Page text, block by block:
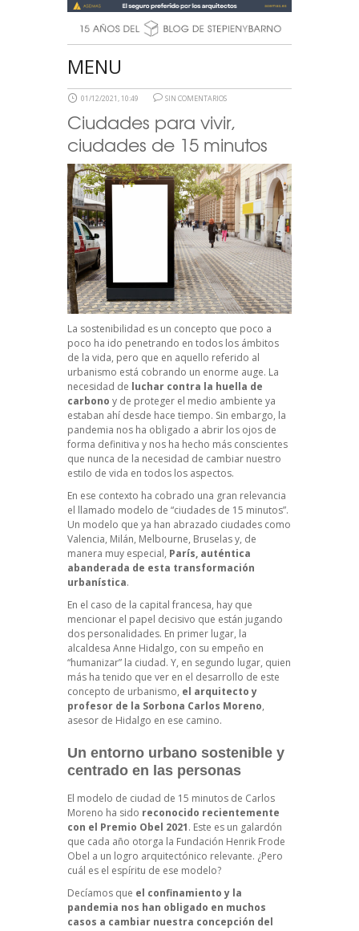
MENU
01/12/2021, 10:49 SIN COMENTARIOS
Ciudades para vivir,
ciudades de 15 minutos
La sostenibilidad es un concepto que poco a
poco ha ido penetrando en todos los ámbitos
de la vida, pero que en aquello referido al
urbanismo está cobrando un enorme auge. La
necesidad de luchar contra la huella de
carbono y de proteger el medio ambiente ya
estaban ahí desde hace tiempo. Sin embargo, la
pandemia nos ha obligado a abrir los ojos de
forma definitiva y nos ha hecho más conscientes
que nunca de la necesidad de cambiar nuestro
estilo de vida en todos los aspectos.
En ese contexto ha cobrado una gran relevancia
el llamado modelo de “ciudades de 15 minutos”.
Un modelo que ya han abrazado ciudades como
Valencia, Milán, Melbourne, Bruselas y, de
manera muy especial, París, auténtica
abanderada de esta transformación
urbanística.
En el caso de la capital francesa, hay que
mencionar el papel decisivo que están jugando
dos personalidades. En primer lugar, la
alcaldesa Anne Hidalgo, con su empeño en
“humanizar” la ciudad. Y, en segundo lugar, quien
más ha tenido que ver en el desarrollo de este
concepto de urbanismo, el arquitecto y
profesor de la Sorbona Carlos Moreno,
asesor de Hidalgo en ese camino.
Un entorno urbano sostenible y
centrado en las personas
El modelo de ciudad de 15 minutos de Carlos
Moreno ha sido reconocido recientemente
con el Premio Obel 2021. Este es un galardón
que cada año otorga la Fundación Henrik Frode
Obel a un logro arquitectónico relevante. ¿Pero
cuál es el espíritu de ese modelo?
Decíamos que el confinamiento y la
pandemia nos han obligado en muchos
casos a cambiar nuestra concepción del